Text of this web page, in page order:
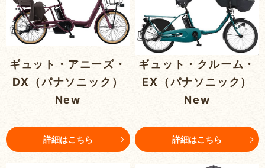
ギュット・アニーズ・
DX（パナソニック）
New
詳細はこちら
ギュット・クルーム・
EX（パナソニック）
New
詳細はこちら